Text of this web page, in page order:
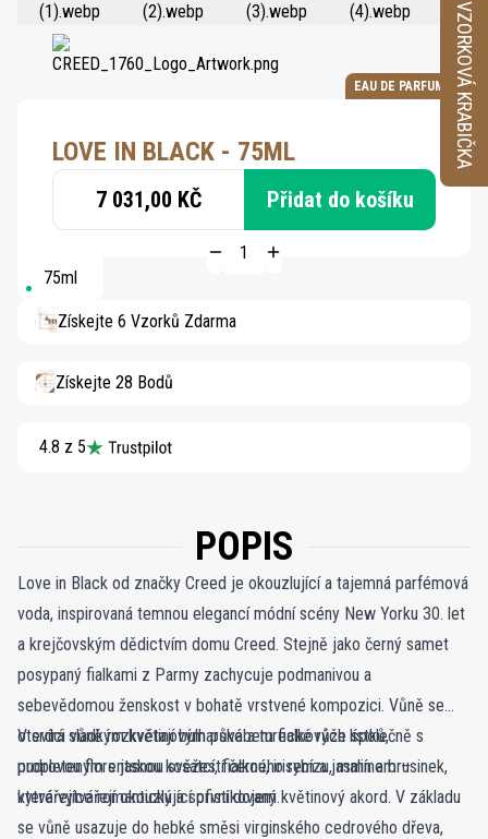
EAU DE PARFUM
LOVE IN BLACK - 75ML
7 031,00 KČ Přidat do košíku
75ml
Získejte 6 Vzorků Zdarma
Získejte 28 Bodů
4.8 z 5
POPIS
Love in Black od značky Creed je okouzlující a tajemná parfémová
voda, inspirovaná temnou elegancí módní scény New Yorku 30. let
a krejčovským dědictvím domu Creed. Stejně jako černý samet
posypaný fialkami z Parmy zachycuje podmanivou a
sebevědomou ženskost v bohatě vrstvené kompozici. Vůně se
otevírá sladkým květinovým půvabem fialkových lístků,
propleteným s jasnou svěžestí černého rybízu, malin a brusinek,
které vytvářejí okouzlující první dojem.
V srdci vůně rozkvétají bulharské a turecké růže společně s
pudrovou florentskou kosatcí, fialkou, irisem a jasmínem –
vytvářejíce romantický a sofistikovaný květinový akord. V základu
se vůně usazuje do hebké směsi virginského cedrového dřeva,
VZORKOVÁ KRABIČKA